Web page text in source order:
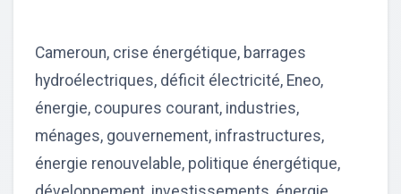
Cameroun, crise énergétique, barrages
hydroélectriques, déficit électricité, Eneo,
énergie, coupures courant, industries,
ménages, gouvernement, infrastructures,
énergie renouvelable, politique énergétique,